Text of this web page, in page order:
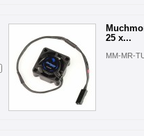
25 x...
MM-MR-